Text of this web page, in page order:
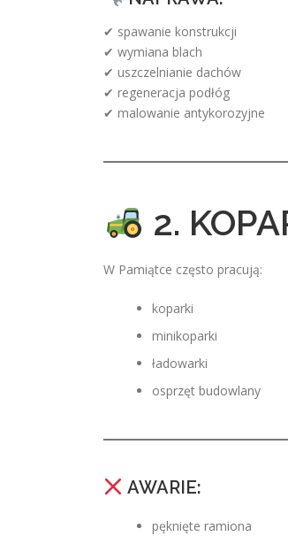
✔ spawanie konstrukcji
✔ wymiana blach
✔ uszczelnianie dachów
✔ regeneracja podłóg
✔ malowanie antykorozyjne
2.
W Pamiątce często pracują:
koparki
minikoparki
ładowarki
osprzęt budowlany
AWARIE:
pęknięte ramiona